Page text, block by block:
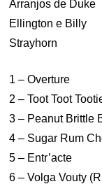
Arranjos de Duke
Ellington e Billy
Strayhorn
1 – Overture
2 – Toot Toot
3 – Peanut Brittle
4 – Sugar Rum
5 – Entr’acte
6 – Volga Vouty